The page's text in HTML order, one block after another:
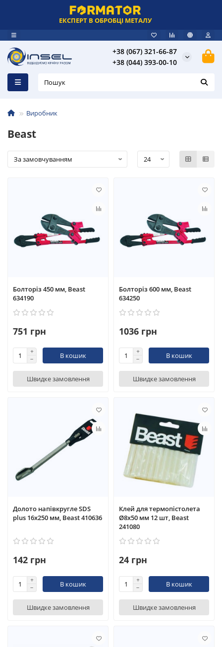
ЕКСПЕРТ В ОБРОБЦІ МЕТАЛУ
+38 (067) 321-66-87
+38 (044) 393-00-10
Виробник
Beast
Болторіз 450 мм, Beast
634190
751 грн
В кошик
Швидке замовлення
Болторіз 600 мм, Beast
634250
1036 грн
В кошик
Швидке замовлення
Долото напівкругле SDS
plus 16x250 мм, Beast 410636
142 грн
В кошик
Швидке замовлення
Клей для термопістолета
Ø8x50 мм 12 шт, Beast
241080
24 грн
В кошик
Швидке замовлення